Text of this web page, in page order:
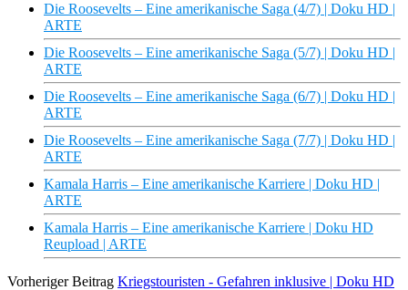
Die Roosevelts – Eine amerikanische Saga (4/7) | Doku HD |
ARTE
Die Roosevelts – Eine amerikanische Saga (5/7) | Doku HD |
ARTE
Die Roosevelts – Eine amerikanische Saga (6/7) | Doku HD |
ARTE
Die Roosevelts – Eine amerikanische Saga (7/7) | Doku HD |
ARTE
Kamala Harris – Eine amerikanische Karriere | Doku HD |
ARTE
Kamala Harris – Eine amerikanische Karriere | Doku HD
Reupload | ARTE
Vorheriger Beitrag Kriegstouristen - Gefahren inklusive | Doku HD